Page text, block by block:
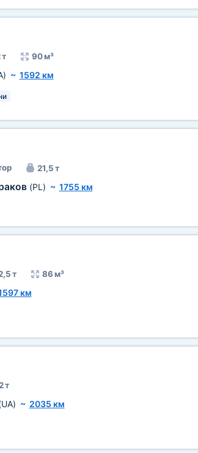
т 90 м³
~ 1592 км
21,5 т
(PL) ~ 1755 км
т 86 м³
км
т
~ 2035 км